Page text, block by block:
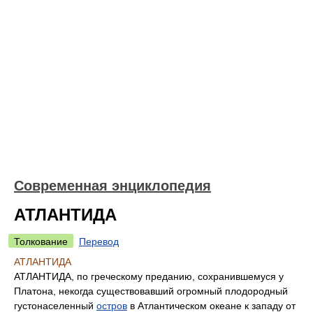
Современная энциклопедия
АТЛАНТИДА
Толкование
Перевод
АТЛАНТИДА
АТЛАНТИДА, по греческому преданию, сохранившемуся у
Платона, некогда существовавший огромный плодородный
густонаселенный остров в Атлантическом океане к западу от